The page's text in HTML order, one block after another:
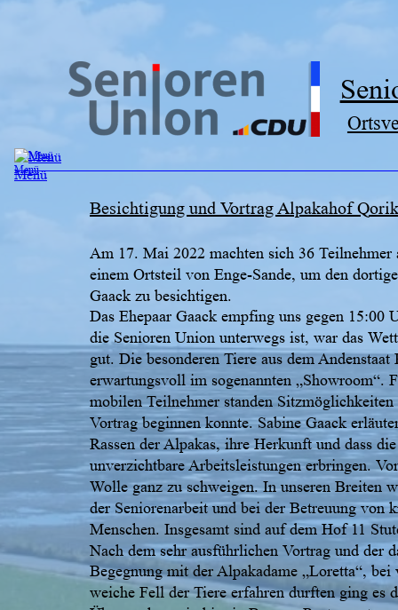
Besichtigung und Vortrag Alpakahof
Am 17. Mai 2022 machten sich 36
einem Ortsteil von Enge-Sande, um den
Gaack zu besichtigen.
Das Ehepaar Gaack empfing uns gegen
die Senioren Union unterwegs ist, war das
gut. Die besonderen Tiere aus dem Andenstaat
erwartungsvoll im sogenannten „Showroom“.
mobilen Teilnehmer standen
Vortrag beginnen konnte. Sabine Gaack
Rassen der Alpakas, ihre Herkunft und dass
unverzichtbare Arbeitsleistungen erbringen.
Wolle ganz zu schweigen. In unseren Breiten
der Seniorenarbeit und bei der Betreuung von
Menschen. Insgesamt sind auf dem Hof 11
Nach dem sehr ausführlichen Vortrag und der
Begegnung mit der Alpakadame „Loretta“,
weiche Fell der Tiere erfahren durften ging es